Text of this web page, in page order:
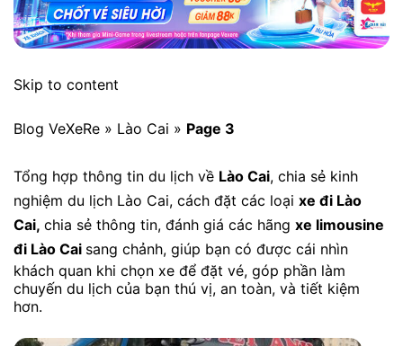
Skip to content
Blog VeXeRe » Lào Cai » Page 3
Tổng hợp thông tin du lịch về Lào Cai, chia sẻ kinh
nghiệm du lịch Lào Cai, cách đặt các loại xe đi Lào
Cai, chia sẻ thông tin, đánh giá các hãng xe limousine
đi Lào Cai sang chảnh, giúp bạn có được cái nhìn
khách quan khi chọn xe để đặt vé, góp phần làm
chuyến du lịch của bạn thú vị, an toàn, và tiết kiệm
hơn.